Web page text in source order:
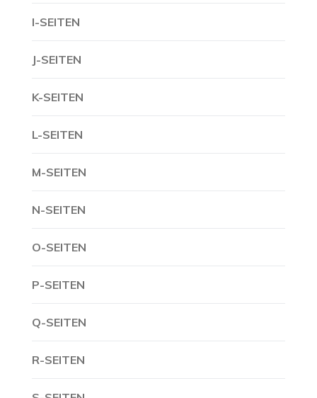
I-SEITEN
J-SEITEN
K-SEITEN
L-SEITEN
M-SEITEN
N-SEITEN
O-SEITEN
P-SEITEN
Q-SEITEN
R-SEITEN